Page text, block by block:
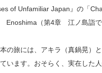
of Unfamiliar Japan』の「
Enoshima（第4章 江ノ島詣で
の旅には、アキラ（真鍋晃）
います。おそらく、実在した